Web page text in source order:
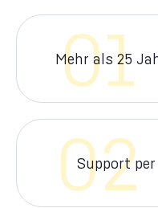
01
Mehr als 25
02
Support